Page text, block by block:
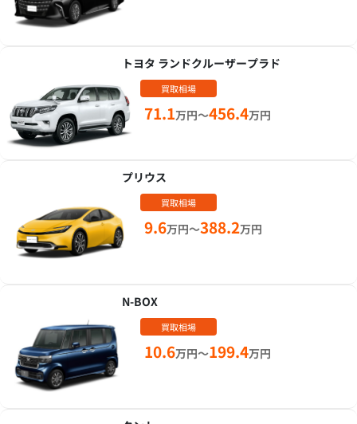
トヨタ ランドクルーザープラド
買取相場
71.1万円～456.4万円
プリウス
買取相場
9.6万円～388.2万円
N-BOX
買取相場
10.6万円～199.4万円